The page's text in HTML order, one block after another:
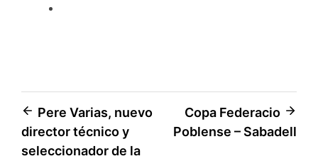
Pere Varias, nuevo
director técnico y
seleccionador de la
Copa Federacio
Poblense – Sabadell